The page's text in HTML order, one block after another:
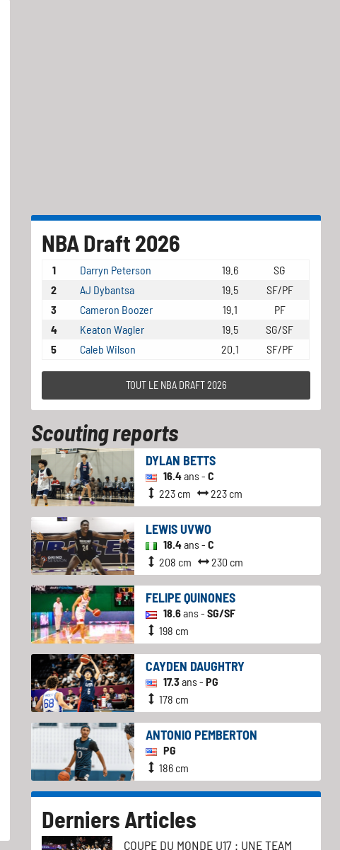
NBA Draft 2026
1 Darryn Peterson 19.6
SG
2
AJ Dybantsa 19.5
SF/PF
3
Cameron Boozer 19.1
PF
4
Keaton Wagler 19.5
SG/SF
5
Caleb Wilson 20.1 SF/PF
TOUT LE NBA DRAFT 2026
Scouting reports
DYLAN BETTS
16.4ans -C
223 cm
223 cm
LEWIS UVWO
18.4ans -C
208 cm
230 cm
FELIPE QUINONES
18.6ans -SG/SF
198 cm
CAYDEN DAUGHTRY
17.3ans -PG
178 cm
ANTONIO PEMBERTON
PG
186 cm
Derniers Articles
COUPE DU MONDE U17 : UNE TEAM